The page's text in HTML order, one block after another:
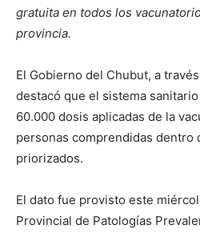
gratuita en todos los
provincia.
El Gobierno del Chubut, a
destacó que el sistema
60.000 dosis aplicadas de la
personas comprendidas dentro
priorizados.
El dato fue provisto este
Provincial de Patologías